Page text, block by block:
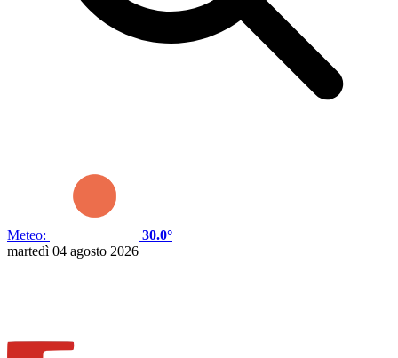
Meteo:
30.0°
martedì 04 agosto 2026